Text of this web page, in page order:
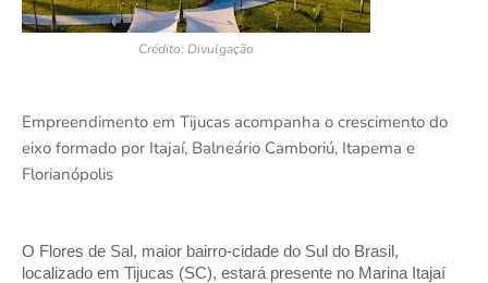
Crédito: Divulgação
Empreendimento em Tijucas acompanha o crescimento do
eixo formado por Itajaí, Balneário Camboriú, Itapema e
Florianópolis
O Flores de Sal, maior bairro-cidade do Sul do Brasil,
localizado em Tijucas (SC), estará presente no Marina Itajaí